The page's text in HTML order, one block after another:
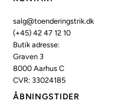
salg@toenderingstrik.dk
(+45) 42 47 12 10
Butik adresse:
Graven 3
8000 Aarhus C
CVR: 33024185
ÅBNINGSTIDER